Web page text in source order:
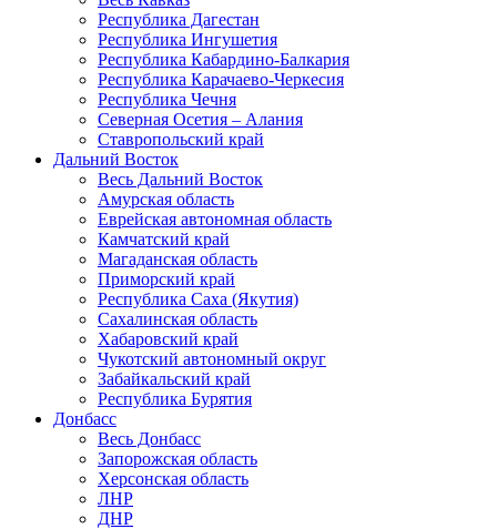
Республика Дагестан
Республика Ингушетия
Республика Кабардино-Балкария
Республика Карачаево-Черкесия
Республика Чечня
Северная Осетия – Алания
Ставропольский край
Дальний Восток
Весь Дальний Восток
Амурская область
Еврейская автономная область
Камчатский край
Магаданская область
Приморский край
Республика Саха (Якутия)
Сахалинская область
Хабаровский край
Чукотский автономный округ
Забайкальский край
Республика Бурятия
Донбасс
Весь Донбасс
Запорожская область
Херсонская область
ЛНР
ДНР